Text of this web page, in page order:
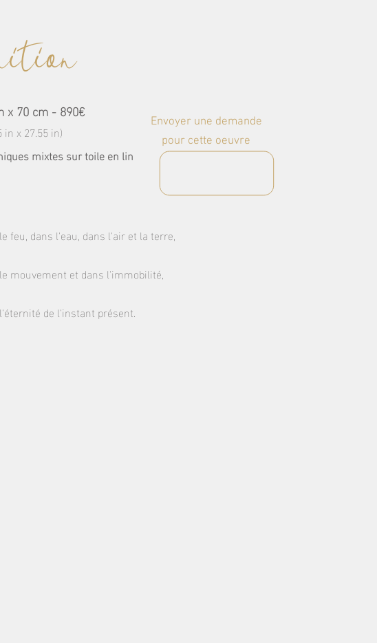
x 70 cm - 890€
in x 27.55 in)
mixtes sur toile en lin
Envoyer une demande
pour cette oeuvre
feu, dans l'eau, dans l'air et la terre,
mouvement et dans l'immobilité,
de l'instant présent.